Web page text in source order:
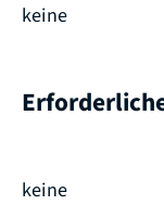
keine
keine